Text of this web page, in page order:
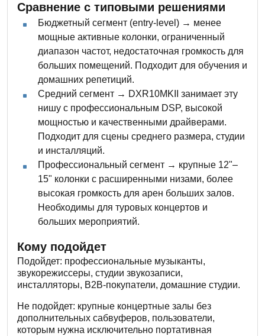
Сравнение с типовыми решениями
Бюджетный сегмент (entry-level) → менее
мощные активные колонки, ограниченный
диапазон частот, недостаточная громкость для
больших помещений. Подходит для обучения и
домашних репетиций.
Средний сегмент → DXR10MKII занимает эту
нишу с профессиональным DSP, высокой
мощностью и качественными драйверами.
Подходит для сцены среднего размера, студии
и инсталляций.
Профессиональный сегмент → крупные 12"–
15" колонки с расширенными низами, более
высокая громкость для арен больших залов.
Необходимы для туровых концертов и
больших мероприятий.
Кому подойдет
Подойдет: профессиональные музыканты,
звукорежиссеры, студии звукозаписи,
инсталляторы, B2B-покупатели, домашние студии.
Не подойдет: крупные концертные залы без
дополнительных сабвуферов, пользователи,
которым нужна исключительно портативная